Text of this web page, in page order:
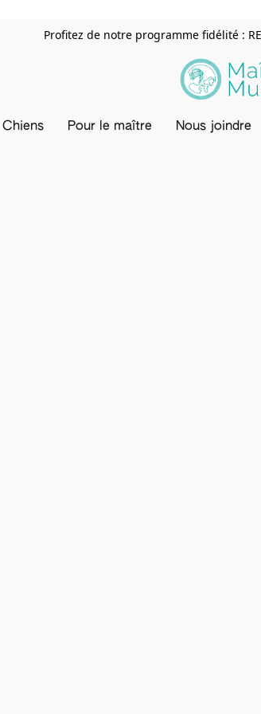
Profitez de notre programme fidélité :
Chiens Pour le maître Nous joindre